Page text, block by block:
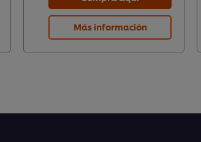
Más información